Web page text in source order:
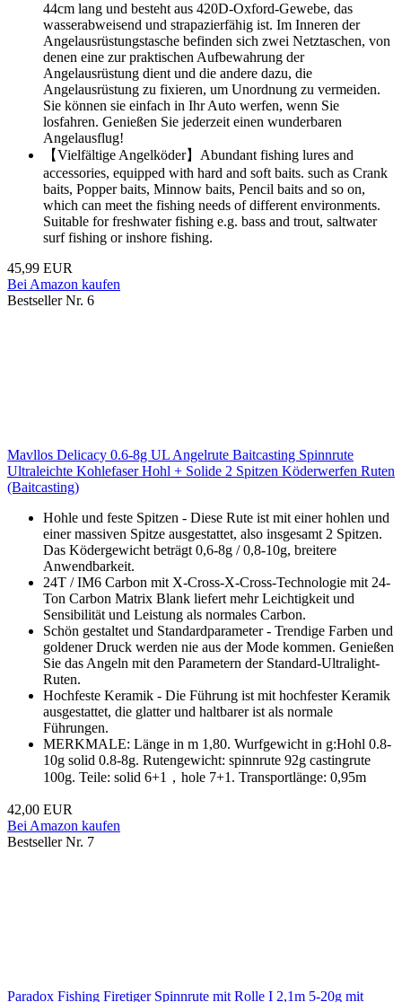
44cm lang und besteht aus 420D-Oxford-Gewebe, das
wasserabweisend und strapazierfähig ist. Im Inneren der
Angelausrüstungstasche befinden sich zwei Netztaschen, von
denen eine zur praktischen Aufbewahrung der
Angelausrüstung dient und die andere dazu, die
Angelausrüstung zu fixieren, um Unordnung zu vermeiden.
Sie können sie einfach in Ihr Auto werfen, wenn Sie
losfahren. Genießen Sie jederzeit einen wunderbaren
Angelausflug!
【Vielfältige Angelköder】Abundant fishing lures and
accessories, equipped with hard and soft baits. such as Crank
baits, Popper baits, Minnow baits, Pencil baits and so on,
which can meet the fishing needs of different environments.
Suitable for freshwater fishing e.g. bass and trout, saltwater
surf fishing or inshore fishing.
45,99 EUR
Bei Amazon kaufen
Bestseller Nr. 6
Mavllos Delicacy 0.6-8g UL Angelrute Baitcasting Spinnrute
Ultraleichte Kohlefaser Hohl + Solide 2 Spitzen Köderwerfen Ruten
(Baitcasting)
Hohle und feste Spitzen - Diese Rute ist mit einer hohlen und
einer massiven Spitze ausgestattet, also insgesamt 2 Spitzen.
Das Ködergewicht beträgt 0,6-8g / 0,8-10g, breitere
Anwendbarkeit.
24T / IM6 Carbon mit X-Cross-X-Cross-Technologie mit 24-
Ton Carbon Matrix Blank liefert mehr Leichtigkeit und
Sensibilität und Leistung als normales Carbon.
Schön gestaltet und Standardparameter - Trendige Farben und
goldener Druck werden nie aus der Mode kommen. Genießen
Sie das Angeln mit den Parametern der Standard-Ultralight-
Ruten.
Hochfeste Keramik - Die Führung ist mit hochfester Keramik
ausgestattet, die glatter und haltbarer ist als normale
Führungen.
MERKMALE: Länge in m 1,80. Wurfgewicht in g:Hohl 0.8-
10g solid 0.8-8g. Rutengewicht: spinnrute 92g castingrute
100g. Teile: solid 6+1，hole 7+1. Transportlänge: 0,95m
42,00 EUR
Bei Amazon kaufen
Bestseller Nr. 7
Paradox Fishing Firetiger Spinnrute mit Rolle I 2,1m 5-20g mit